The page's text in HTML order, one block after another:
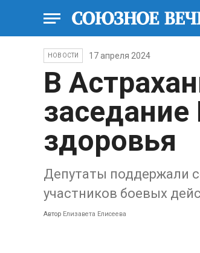
НОВОСТИ 17 апреля 2024
В
здоровья
Депутаты поддержали
участников боевых
Автор Елизавета Елисеева